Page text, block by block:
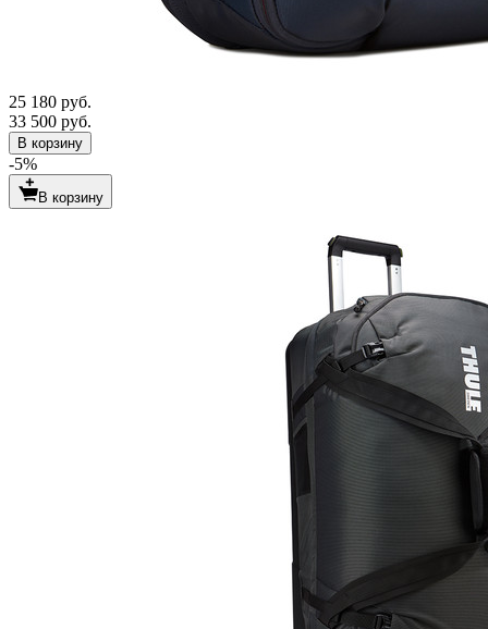
25 180 руб.
33 500 руб.
В корзину
-5%
В корзину